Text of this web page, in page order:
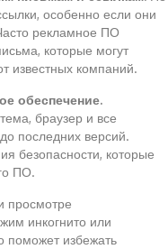
особенно если они
рекламное ПО
которые могут
известных компаний.
обеспечение.
браузер и все
последних версий.
безопасности, которые
ПО.
просмотре
инкогнито или
поможет избежать